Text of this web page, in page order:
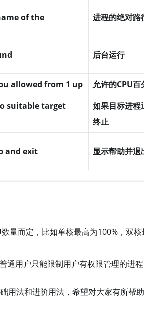
of the 进程的绝对路
后台运行
allowed from 1 up 允许的CPU
suitable target
如果目标进程
终止
and exit 显示帮助并退
量而定，比如单核最高为100%，双
通用户只能限制用户有权限管理的进程
法和进阶用法，希望对大家有所帮助